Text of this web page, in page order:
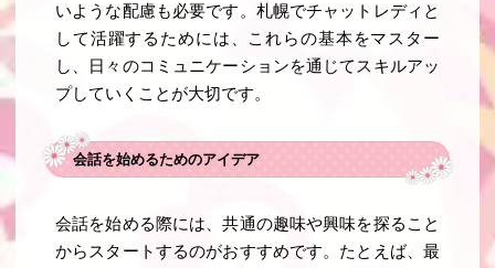
いような配慮も必要です。札幌でチャットレディと
して活躍するためには、これらの基本をマスター
し、日々のコミュニケーションを通じてスキルアッ
プしていくことが大切です。
会話を始めるためのアイデア
会話を始める際には、共通の趣味や興味を探ること
からスタートするのがおすすめです。たとえば、最